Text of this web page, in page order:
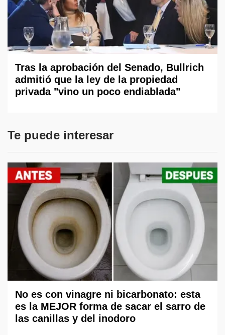
Tras la aprobación del Senado, Bullrich
admitió que la ley de la propiedad
privada "vino un poco endiablada"
Te puede interesar
No es con vinagre ni bicarbonato: esta
es la MEJOR forma de sacar el sarro de
las canillas y del inodoro